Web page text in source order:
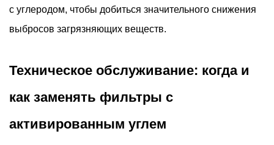
с углеродом, чтобы добиться значительного снижения
выбросов загрязняющих веществ.
Техническое обслуживание: когда и
как заменять фильтры с
активированным углем